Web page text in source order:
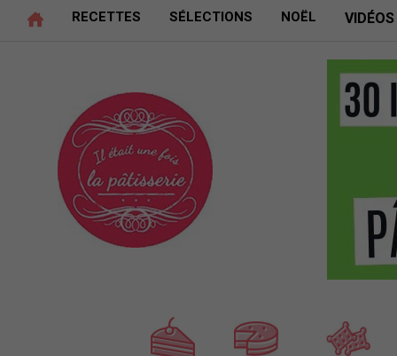
RECETTES SÉLECTIONS NOËL VIDÉOS